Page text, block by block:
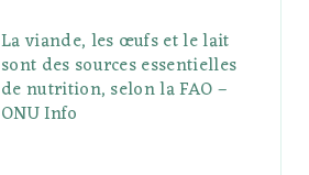
La viande, les œufs et le lait
sont des sources essentielles
de nutrition, selon la FAO –
ONU Info